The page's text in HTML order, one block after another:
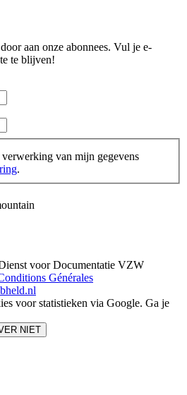
aan onze abonnees. Vul je e-
te blijven!
van mijn gegevens
.
voor Documentatie VZW
Générales
voor statistieken via Google. Ga je
NIET